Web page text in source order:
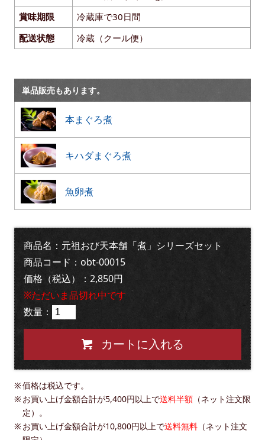
賞味期限
冷蔵庫で30日間
配送状態
冷蔵（クール便）
単品販売もあります。
本まぐろ煮
キハダまぐろ煮
魚卵煮
商品名：元祖おび天本舗「煮」シリーズセット
商品コード：obt-00015
価格（税込）：2,850円
※ただいま品切れ中です
数量：
カートに入れる
価格は税込です。
お買い上げ金額合計が5,400円以上で送料半額 （ネット注文限
定）。
お買い上げ金額合計が10,800円以上で送料無料 （ネット注文